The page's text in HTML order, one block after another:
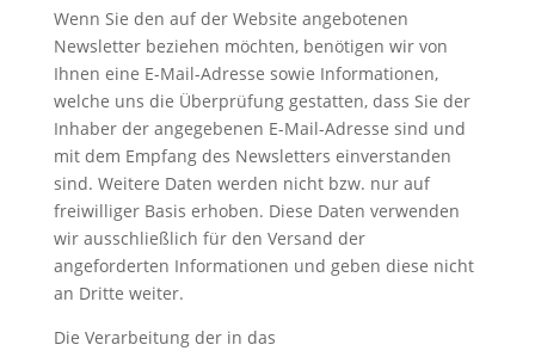
Wenn Sie den auf der Website angebotenen
Newsletter beziehen möchten, benötigen wir von
Ihnen eine E-Mail-Adresse sowie Informationen,
welche uns die Überprüfung gestatten, dass Sie der
Inhaber der angegebenen E-Mail-Adresse sind und
mit dem Empfang des Newsletters einverstanden
sind. Weitere Daten werden nicht bzw. nur auf
freiwilliger Basis erhoben. Diese Daten verwenden
wir ausschließlich für den Versand der
angeforderten Informationen und geben diese nicht
an Dritte weiter.
Die Verarbeitung der in das